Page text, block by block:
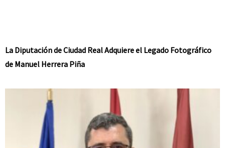
La Diputación de Ciudad Real Adquiere el Legado Fotográfico
de Manuel Herrera Piña